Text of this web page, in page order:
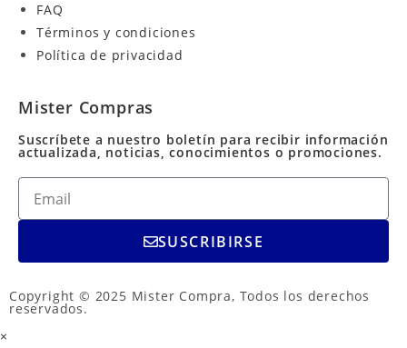
FAQ
Términos y condiciones
Política de privacidad
Mister Compras
Suscríbete a nuestro boletín para recibir información
actualizada, noticias, conocimientos o promociones.
SUSCRIBIRSE
Copyright © 2025 Mister Compra, Todos los derechos
reservados.
×